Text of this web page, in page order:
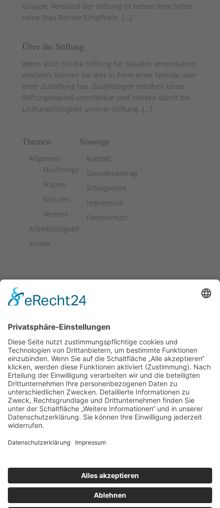
Gruppe. Vorstand der Stiftung ist neben dem Stifter
seine Frau Renate Schaffrath. […]
Über die Stiftung
Wenn auch Sie die Stiftung für Soziales unterstützen
möchten, können Sie dies in Form einer Spende oder
einer Zustiftung tun. Zustiftungen erhöhen unser
Stiftungskapital unmittelbar und stärken damit die
Leistungsfähigkeit unserer Stiftung. […]
Themen
Allgemein
Flüchtlinge
Frauen
Schulen
Vereine
Arbeitslosigkeit
Kinder
Sonstige
Kontakt
Spendenantrag
Schlagworte
Impressum
Datenschutz
Stiftung
Fördermittel für die Jugend- und Altenhilfe sowie für
in Mönchengladbach, Düsseldorf und Krefeld zur
Verfügung. […]
Datenschutz
Cookie-Einstellungen